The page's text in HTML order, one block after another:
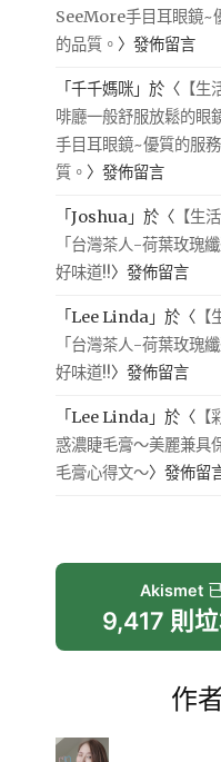
SeeMore手目耳眼鏡~
的品質。 〉發佈留言
「千千媽咪 」於〈 【
啡廳一般舒服放鬆的眼
手目耳眼鏡~優質的服
質。 〉發佈留言
「Joshua 」於〈 【生
「台灣茶人-荷葉玫瑰
好味道!!〉發佈留言
「Lee Linda 」於〈
「台灣茶人-荷葉玫瑰
好味道!!〉發佈留言
「Lee Linda 」於〈
惑濃睫毛膏～美麗兼具
毛膏心得文～〉發佈留
Akismet
9,417 則
作